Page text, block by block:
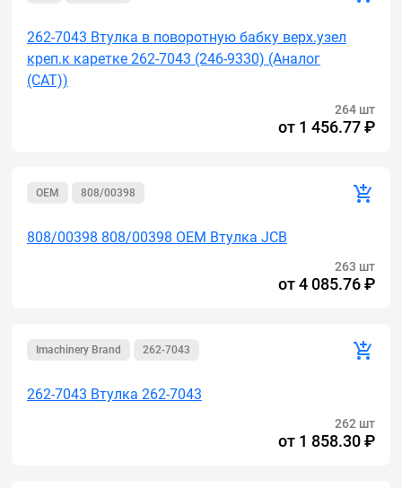
262-7043 Втулка в поворотную бабку верх.узел
креп.к каретке 262-7043 (246-9330) (Аналог
(САТ))
264 шт
от 1 456.77 ₽
OEM 808/00398
808/00398 808/00398 OEM Втулка JCB
263 шт
от4 085.76 ₽
Imachinery Brand 262-7043
262-7043 Втулка 262-7043
262 шт
от 1 858.30 ₽